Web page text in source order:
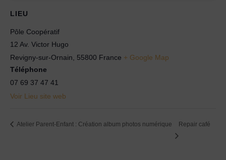
LIEU
Pôle Coopératif
12 Av. Victor Hugo
Revigny-sur-Ornain
55800 France + Google Map
Téléphone
07 69 37 47 41
Voir Lieu site web
Atelier Parent-Enfant : Création album photos numérique Repair café